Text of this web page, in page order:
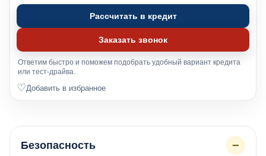
Рассчитать в кредит
Заказать звонок
Ответим быстро и поможем подобрать удобный вариант кредита
или тест-драйва.
♡Добавить в избранное
Безопасность −